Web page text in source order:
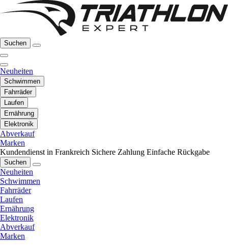
Suchen
Neuheiten
Schwimmen
Fahrräder
Laufen
Ernährung
Elektronik
Abverkauf
Marken
Kundendienst in Frankreich Sichere Zahlung Einfache Rückgabe
Suchen
Neuheiten
Schwimmen
Fahrräder
Laufen
Ernährung
Elektronik
Abverkauf
Marken